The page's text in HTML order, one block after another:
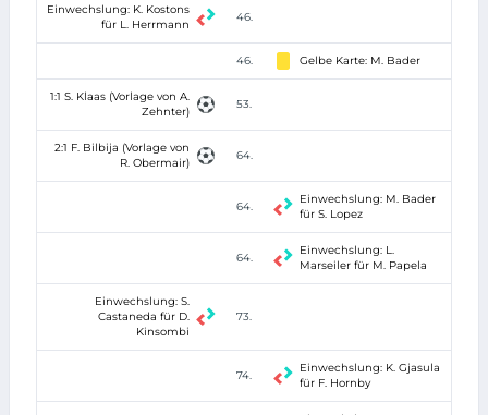
Einwechslung: K. Kostons
für L. Herrmann
46.
46. Gelbe Karte: M. Bader
1:1 S. Klaas (Vorlage von A.
Zehnter)
53.
2:1 F. Bilbija (Vorlage von
R. Obermair)
64.
64.
Einwechslung: M. Bader
für S. Lopez
64.
Einwechslung: L.
Marseiler für M. Papela
Einwechslung: S.
Castaneda für D.
Kinsombi
73.
74.
Einwechslung: K. Gjasula
für F. Hornby